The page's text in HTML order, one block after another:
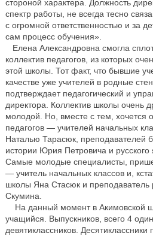
стороной характера. Должность
спектр работы, не всегда тесно
с огромной ответственностью и за
сам процесс обучения».
Елена Александровна смогла
коллектив педагогов, из которых
этой школы. Тот факт, что бывшие
качестве уже учителей в родные
подтверждает педагогический и
директора. Коллектив школы очень
молодой. Но, вместе с тем, хочется
педагогов — учителей начальных
Наталью Тарасюк, преподавателей
истории Юрия Петровича и
Самые молодые специалисты,
— учитель начальных классов и,
школы Яна Стасюк и преподаватель
Скумина.
На данный момент в Акимовской
учащийся. Выпускников, всего 4
девятиклассников.